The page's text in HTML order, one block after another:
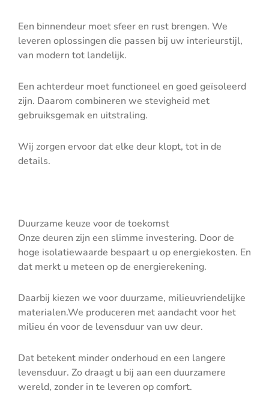
Een binnendeur moet sfeer en rust brengen. We
leveren oplossingen die passen bij uw interieurstijl,
van modern tot landelijk.
Een achterdeur moet functioneel en goed geïsoleerd
zijn. Daarom combineren we stevigheid met
gebruiksgemak en uitstraling.
Wij zorgen ervoor dat elke deur klopt, tot in de
details.
Duurzame keuze voor de toekomst
Onze deuren zijn een slimme investering. Door de
hoge isolatiewaarde bespaart u op energiekosten. En
dat merkt u meteen op de energierekening.
Daarbij kiezen we voor duurzame, milieuvriendelijke
materialen.We produceren met aandacht voor het
milieu én voor de levensduur van uw deur.
Dat betekent minder onderhoud en een langere
levensduur. Zo draagt u bij aan een duurzamere
wereld, zonder in te leveren op comfort.